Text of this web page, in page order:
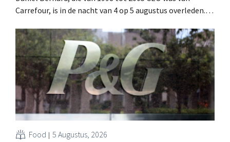
Carrefour, is in de nacht van 4 op 5 augustus overleden.
retailer, realiseerde de fusie met Promodès en nam
toenmalig Belgisch marktleider GB over.
Food 5 Augustus, 2026